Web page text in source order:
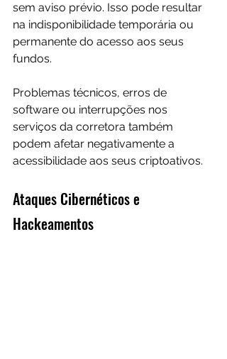
sem aviso prévio. Isso pode resultar
na indisponibilidade temporária ou
permanente do acesso aos seus
fundos.
Problemas técnicos, erros de
software ou interrupções nos
serviços da corretora também
podem afetar negativamente a
acessibilidade aos seus criptoativos.
Ataques Cibernéticos e
Hackeamentos